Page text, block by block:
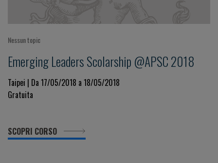
Nessun topic
Emerging Leaders Scolarship @APSC 2018
Taipei | Da 17/05/2018 a 18/05/2018
Gratuita
SCOPRI CORSO